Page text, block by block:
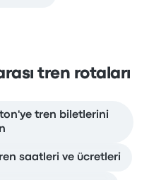
tren rotaları
tren biletlerini
saatleri ve ücretleri